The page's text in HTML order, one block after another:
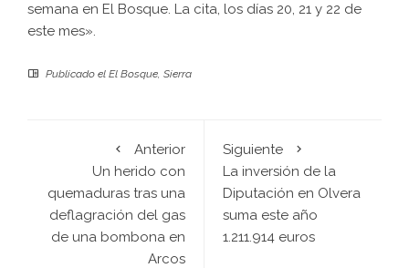
semana en El Bosque. La cita, los días 20, 21 y 22 de
este mes».
Publicado el El Bosque Sierra
Anterior
Un herido con
quemaduras tras una
deflagración del gas
de una bombona en
Arcos
Siguiente
La inversión de la
Diputación en Olvera
suma este año
1.211.914 euros